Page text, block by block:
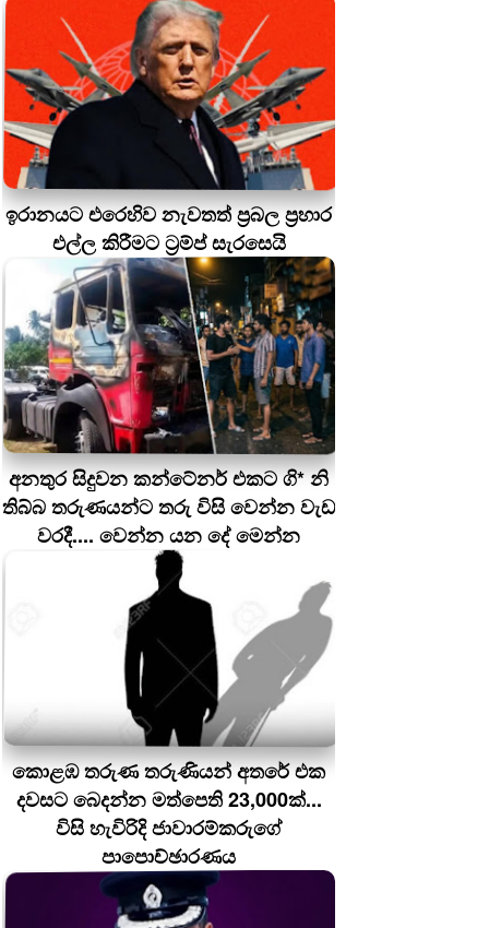
ඉරානයට එරෙහිව නැවතත් ප්‍රබල ප්‍රහාර
එල්ල කිරීමට ට්‍රම්ප් සැරසෙයි
අනතුර සිදුවන කන්ටේනර් එකට ගි* නි
තිබ්බ තරුණයන්ට තරු විසි වෙන්න වැඩ
වරදී.... වෙන්න යන දේ මෙන්න
කොළඹ තරුණ තරුණියන් අතරේ එක
දවසට බෙදන්න මත්පෙති 23,000ක්...
විසි හැවිරිදි ජාවාරම්කරුගේ
පාපොච්ඡාරණය